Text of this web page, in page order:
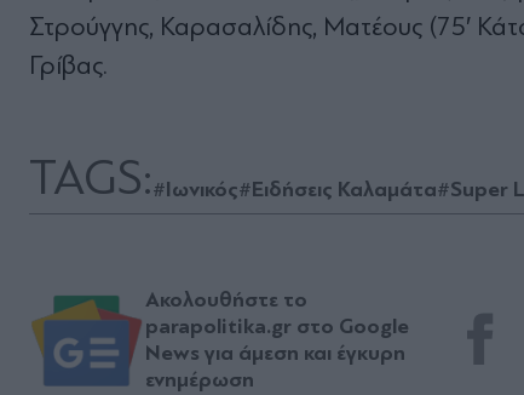
Στρούγγης, Καρασαλίδης, Ματέους (75′
Γρίβας.
TAGS:#Ιωνικός#Ειδήσεις Καλαμάτα#Super
Ακολουθήστε το
parapolitika.gr στο Google
News για άμεση και έγκυρη
ενημέρωση